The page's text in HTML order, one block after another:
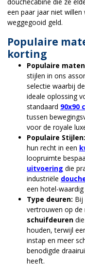
een paar jaar niet willen
weggegooid geld.
Populaire
korting
Populaire
stijlen in ons
selectie waarbij
ideale oplossing
standaard 90x90
tussen
voor de royale
Populaire Stijlen:
hun recht in een
loopruimte
uitvoering die
industriële
een hotel-
Type deuren: Bij
vertrouwen op de
schuifdeuren
houden, terwijl
instap en meer
benodigde
heeft.